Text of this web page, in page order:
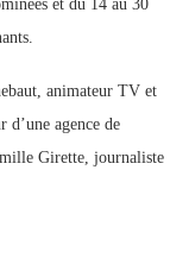
et du 14 au 30
animateur TV et
agence de
Girette, journaliste